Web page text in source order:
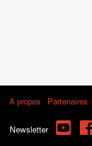
À propos Partenaires
Newsletter